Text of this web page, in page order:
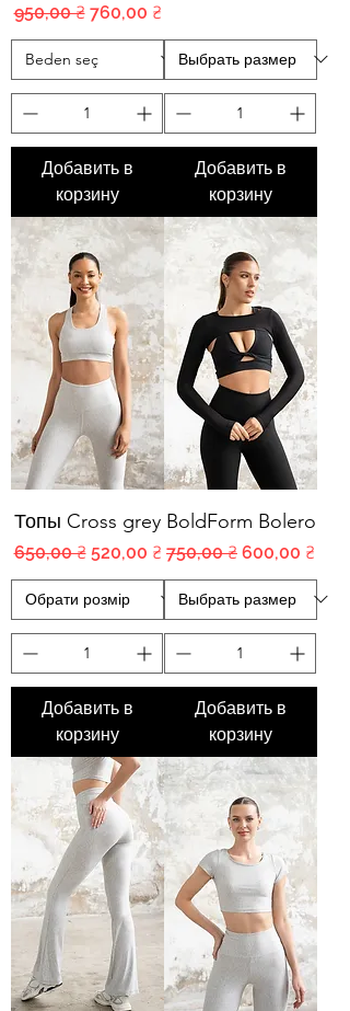
Обычная цена
950,00 ₴ Цена со скидкой
760,00 ₴
Добавить в
корзину
Добавить в
корзину
Топы Cross grey
Обычная цена
650,00 ₴ Цена со скидкой
520,00 ₴
Добавить в
корзину
BoldForm Bolero
Обычная цена
750,00 ₴ Цена со
600,00 ₴
Добавить в
корзину